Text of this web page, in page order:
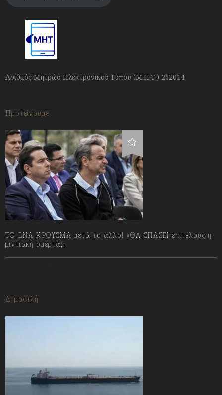
Αριθμός Μητρώο Ηλεκτρονικού Τύπου (Μ.Η.Τ.) 262014
Προτείνουμε
ΤΟ ΕΝΑ ΚΡΟΥΣΜΑ μετά το άλλο! «ΘΑ ΣΠΑΣΕΙ επιτέλους η
μιντιακή ομερτά;»
Δημοφιλή